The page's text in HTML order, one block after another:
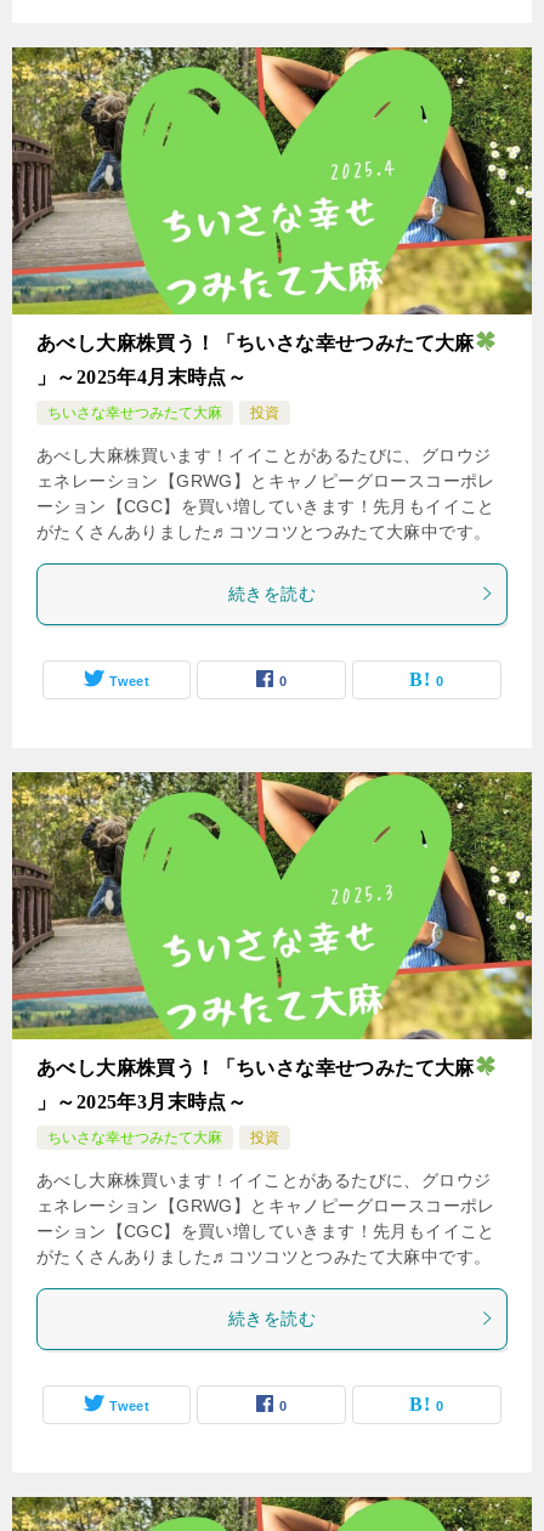
あべし大麻株買う！「ちいさな幸せつみたて大麻
」～2025年4月末時点～
ちいさな幸せつみたて大麻 投資
あべし大麻株買います！イイことがあるたびに、グロウジ
ェネレーション【GRWG】とキャノピーグロースコーポレ
ーション【CGC】を買い増していきます！先月もイイこと
がたくさんありました♬コツコツとつみたて大麻中です。
続きを読む
Tweet 0 0
あべし大麻株買う！「ちいさな幸せつみたて大麻
」～2025年3月末時点～
ちいさな幸せつみたて大麻 投資
あべし大麻株買います！イイことがあるたびに、グロウジ
ェネレーション【GRWG】とキャノピーグロースコーポレ
ーション【CGC】を買い増していきます！先月もイイこと
がたくさんありました♬コツコツとつみたて大麻中です。
続きを読む
Tweet 0 0